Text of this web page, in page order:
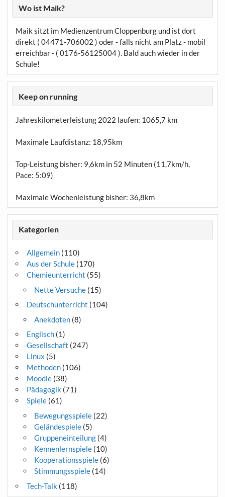
Wo ist Maik?
Maik sitzt im Medienzentrum Cloppenburg und ist dort
direkt ( 04471-706002 ) oder - falls nicht am Platz - mobil
erreichbar - ( 0176-56125004 ). Bald auch wieder in der
Schule!
Keep on running
Jahreskilometerleistung 2022 laufen: 1065,7 km
Maximale Laufdistanz: 18,95km
Top-Leistung bisher: 9,6km in 52 Minuten (11,7km/h,
Pace: 5:09)
Maximale Wochenleistung bisher: 36,8km
Kategorien
Allgemein(110)
Aus der Schule(170)
Chemieunterricht (55)
Nette Versuche(15)
Deutschunterricht (104)
Anekdoten(8)
Englisch(1)
Gesellschaft (247)
Linux (5)
Methoden(106)
Moodle(38)
Pädagogik (71)
Spiele(61)
Bewegungsspiele(22)
Geländespiele(5)
Gruppeneinteilung(4)
Kennenlernspiele(10)
Kooperationsspiele(6)
Stimmungsspiele(14)
Tech-Talk (118)